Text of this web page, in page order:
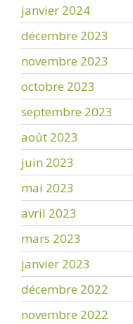
janvier 2024
décembre 2023
novembre 2023
octobre 2023
septembre 2023
août 2023
juin 2023
mai 2023
avril 2023
mars 2023
janvier 2023
décembre 2022
novembre 2022